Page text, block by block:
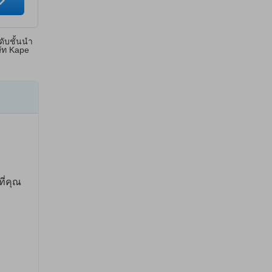
บชั้นนำ
Kape
ที่คุณ